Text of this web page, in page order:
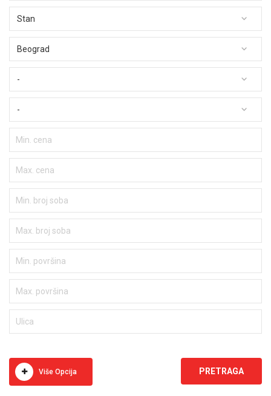
Stan
Beograd
-
-
Više Opcija